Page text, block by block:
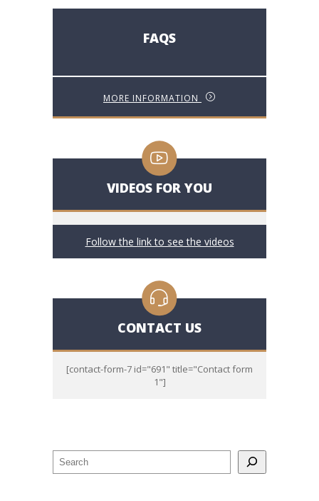
FAQS
MORE INFORMATION
VIDEOS FOR YOU
Follow the link to see the videos
CONTACT US
[contact-form-7 id="691" title="Contact form
1"]